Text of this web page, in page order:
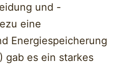
und -
eine
Energiespeicherung
gab es ein starkes